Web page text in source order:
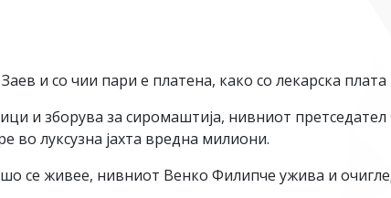
и со чии пари е платена, како со лекарска
и зборува за сиромаштија, нивниот
во луксузна јахта вредна милиони.
се живее, нивниот Венко Филипче ужива и